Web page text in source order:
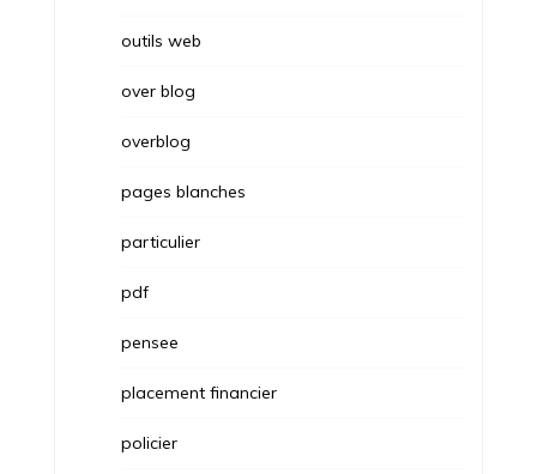
outils web
over blog
overblog
pages blanches
particulier
pdf
pensee
placement financier
policier